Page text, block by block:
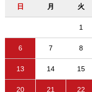
日 月 火
1
6 7 8
13 14 15
20 21 22